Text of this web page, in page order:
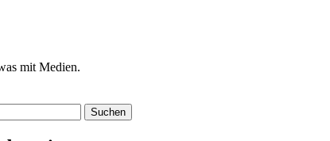
mit Medien.